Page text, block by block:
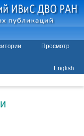
Просмотр
English